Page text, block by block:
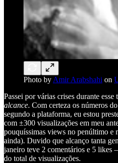
Photo by Amir Arabshahi on
Passei por várias crises durante
alcance. Com certeza os números
segundo a plataforma, eu estou
com ±300 visualizações em meu
pouquíssimas views no penúltimo e
ainda). Duvido que alcanço tanta
janeiro teve 2 comentários e 5 likes
do total de visualizações.